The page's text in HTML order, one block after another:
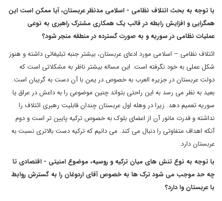
با توجه به بحث ائتلاف نظامی - اسلامی مدنظر عربستان، آیا ممکن است این
همگرایی و افزایش رابطه در قالب یک همکاری مشترک راهبری به نوعی
عملیات نظامی در سوریه و به صورت گسترده در منطقه منجر شود؟
ائتلاف نظامی – اسلامی مورد ادعای عربستان، بیشتر جنبه تبلیغاتی داشته و هنوز
شکل عملی به خود نگرفته است. این مساله بیشتر ناظر به مشکلاتی است که
دولت عربستان در جزیره العرب به خصوص در یمن با آن دست به گریبان است.
بعید به نظر می رسد به این راحتی بتواند چنین موضوعی را به داعش در عراق یا
سوریه تعمیم دهد. زیرا در وهله اول عربستان چندان قابلیت رهبری ائتلاف را
نداشته و قدرت مانور آن از اعضای بلوک به خصوص ترکیه پایین تر است و دوم
آنکه اهداف متفاوتی را دنبال می کند. می دانیم که ترکیه دست بالاتری نسبت به
عربستان دارد.
با توجه به نوع تنش های میان ترکیه و روسیه، موضوع امنیتی - اقتصادی تا
چه حد موجب می شود ترک ها به خصوص آقای اردوغان را به گسترش روابط
با عربستان وا دارد؟